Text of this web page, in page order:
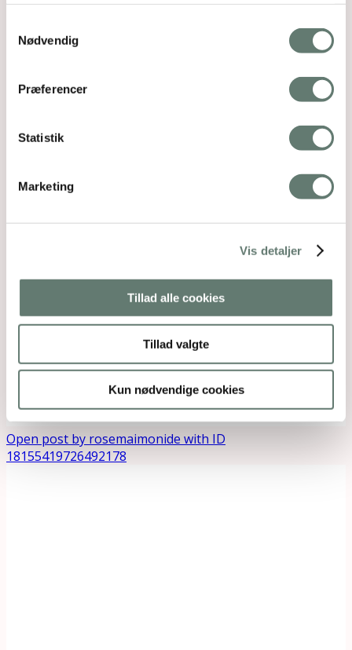
Nødvendig
Præferencer
Statistik
Marketing
Vis detaljer
Tillad alle cookies
Tillad valgte
Kun nødvendige cookies
Open post by rosemaimonide with ID
18155419726492178